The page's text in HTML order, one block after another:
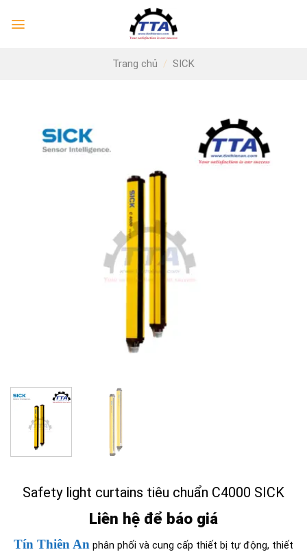
Trang chủ / SICK
Safety light curtains tiêu chuẩn C4000 SICK
Liên hệ để báo giá
Tín Thiên An phân phối và cung cấp thiết bị tự động, thiết